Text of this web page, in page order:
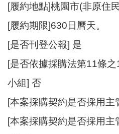
[履約地點]桃園市(非原住
[履約期限]630日曆天。
[是否刊登公報] 是
[是否依據採購法第11條
小組] 否
[本案採購契約是否採用主
[本案採購契約是否採用